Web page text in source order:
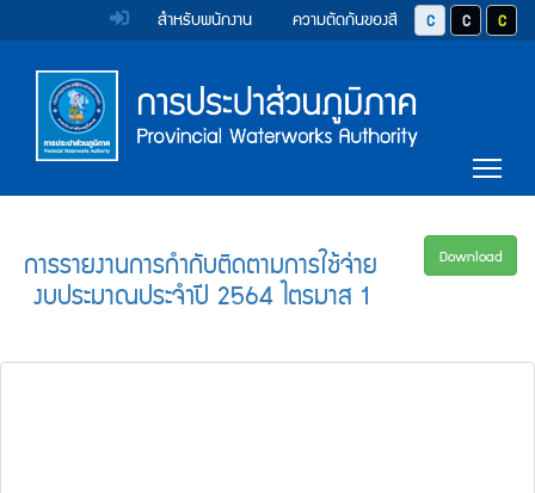
หน้า
แรก
(การ
ประปา
ส่วน
ภูมิภาค)
ไป
ยัง
เนื้อหา
(Skip
to
content)
ข้าม
เมนู
(Skip
Menu
สำหรับพนักงาน ความตัดกันของสี ปุ่มปรับสีตัวอักษร
ปุ่มปรับสีตั
ปุ่มป
ตรา
สัญลักษณ์
และ
ค่า
การ
ประปา
ส่วน
ภูมิภาค
ตรา
สัญลักษณ์
และ
ค่า
การ
ประปา
ส่วน
Main
Menu
การรายงานการกำกับติดตามการใช้จ่าย
งบประมาณประจำปี 2564 ไตรมาส 1
Download